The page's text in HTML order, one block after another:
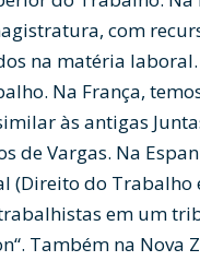
com
na matéria
Na França,
às antigas
de Vargas. Na
(Direito do Trabalho
em um
Também na Nova